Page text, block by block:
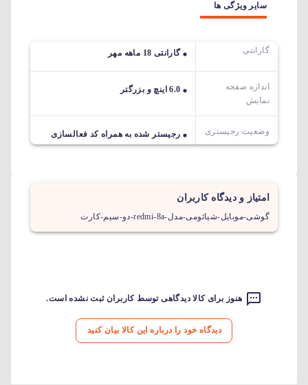
سایر ویژگی ها
گارانتی گارانتی 18 ماهه مهر
اندازه صفحه
نمایش
6.0 اینچ و بزرگتر
وضعیت رجیستری رجیستر شده به همراه کد فعالسازی
امتیاز و دیدگاه کاربران
گوشی-موبایل-شیائومی-مدل-redmi-8a-دو-سیم-کارت
هنوز برای کالا دیدگاهی توسط کاربران ثبت نشده است.
دیدگاه خود را درباره این کالا بیان کنید